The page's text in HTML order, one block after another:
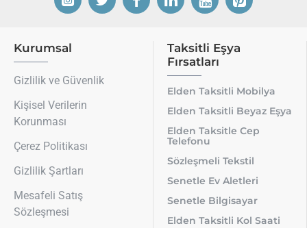
Kurumsal
Gizlilik ve Güvenlik
Kişisel Verilerin
Korunması
Çerez Politikası
Gizlilik Şartları
Mesafeli Satış
Sözleşmesi
Taksitli Eşya
Fırsatları
Elden Taksitli Mobilya
Elden Taksitli Beyaz Eşya
Elden Taksitle Cep
Telefonu
Sözleşmeli Tekstil
Senetle Ev Aletleri
Senetle Bilgisayar
Elden Taksitli Kol Saati